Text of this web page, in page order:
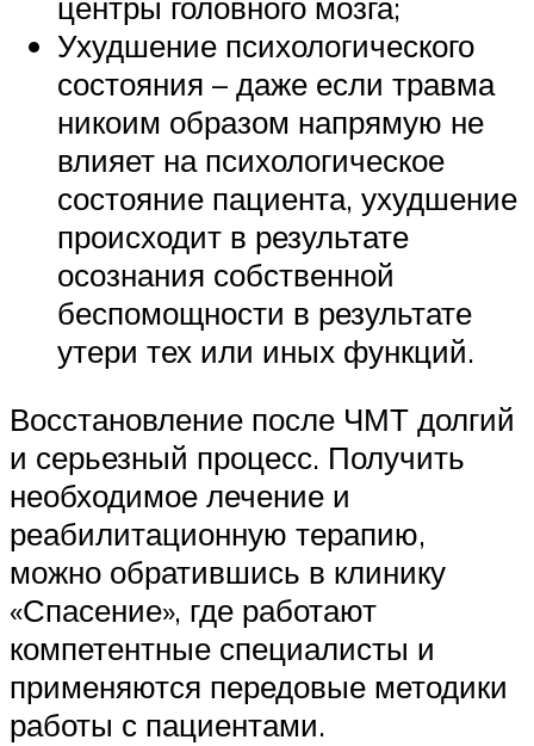
Ухудшение психологического
состояния – даже если травма
никоим образом напрямую не
влияет на психологическое
состояние пациента, ухудшение
происходит в результате
осознания собственной
беспомощности в результате
утери тех или иных функций.
Восстановление после ЧМТ долгий
и серьезный процесс. Получить
необходимое лечение и
реабилитационную терапию,
можно обратившись в клинику
«Спасение», где работают
компетентные специалисты и
применяются передовые методики
работы с пациентами.